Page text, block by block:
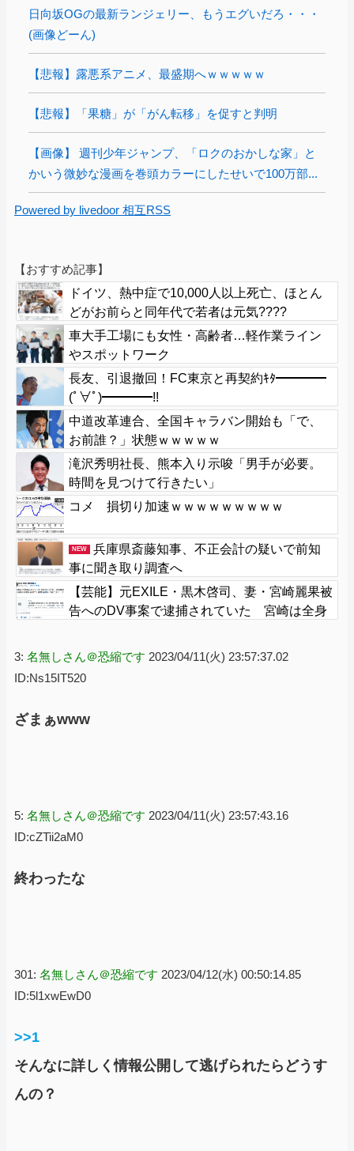
日向坂OGの最新ランジェリー、もうエグいだろ・・・
(画像どーん)
【悲報】露悪系アニメ、最盛期へｗｗｗｗｗ
【悲報】「果糖」が「がん転移」を促すと判明
【画像】 週刊少年ジャンプ、「ロクのおかしな家」と
かいう微妙な漫画を巻頭カラーにしたせいで100万部...
Powered by livedoor 相互RSS
【おすすめ記事】
ドイツ、熱中症で10,000人以上死亡、ほとん
どがお前らと同年代で若者は元気????
車大手工場にも女性・高齢者…軽作業ライン
やスポットワーク
長友、引退撤回！FC東京と再契約ｷﾀ━━━━
(ﾟ∀ﾟ)━━━━!!
中道改革連合、全国キャラバン開始も「で、
お前誰？」状態ｗｗｗｗｗ
滝沢秀明社長、熊本入り示唆「男手が必要。
時間を見つけて行きたい」
コメ 損切り加速ｗｗｗｗｗｗｗｗｗ
NEW
兵庫県斎藤知事、不正会計の疑いで前知
事に聞き取り調査へ
【芸能】元EXILE・黒木啓司、妻・宮崎麗果被
告へのDV事案で逮捕されていた 宮崎は全身
3: 名無しさん＠恐縮です 2023/04/11(火) 23:57:37.02
ID:Ns15IT520
ざまぁwww
5: 名無しさん＠恐縮です 2023/04/11(火) 23:57:43.16
ID:cZTii2aM0
終わったな
301: 名無しさん＠恐縮です 2023/04/12(水) 00:50:14.85
ID:5l1xwEwD0
>>1
そんなに詳しく情報公開して逃げられたらどうす
んの？